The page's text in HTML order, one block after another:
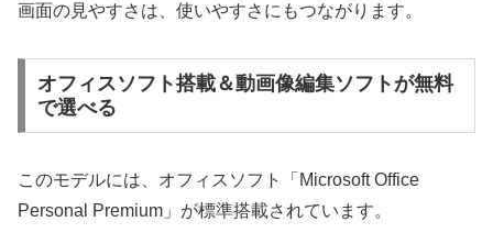
画面の見やすさは、使いやすさにもつながります。
オフィスソフト搭載＆動画像編集ソフトが無料
で選べる
このモデルには、オフィスソフト「Microsoft Office
Personal Premium」が標準搭載されています。